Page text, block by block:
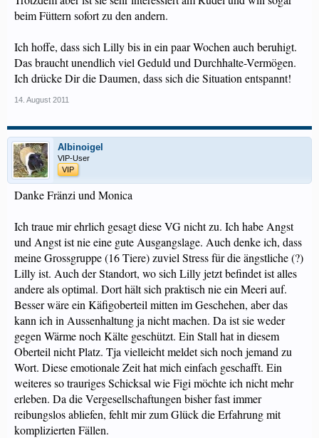
beim Füttern sofort zu den andern.
Ich hoffe, dass sich Lilly bis in ein paar Wochen auch beruhigt.
Das braucht unendlich viel Geduld und Durchhalte-Vermögen.
Ich drücke Dir die Daumen, dass sich die Situation entspannt!
14. August 2011
Albinoigel
VIP-User
VIP
Danke Fränzi und Monica
Ich traue mir ehrlich gesagt diese VG nicht zu. Ich habe Angst
und Angst ist nie eine gute Ausgangslage. Auch denke ich, dass
meine Grossgruppe (16 Tiere) zuviel Stress für die ängstliche (?)
Lilly ist. Auch der Standort, wo sich Lilly jetzt befindet ist alles
andere als optimal. Dort hält sich praktisch nie ein Meeri auf.
Besser wäre ein Käfigoberteil mitten im Geschehen, aber das
kann ich in Aussenhaltung ja nicht machen. Da ist sie weder
gegen Wärme noch Kälte geschützt. Ein Stall hat in diesem
Oberteil nicht Platz. Tja vielleicht meldet sich noch jemand zu
Wort. Diese emotionale Zeit hat mich einfach geschafft. Ein
weiteres so trauriges Schicksal wie Figi möchte ich nicht mehr
erleben. Da die Vergesellschaftungen bisher fast immer
reibungslos abliefen, fehlt mir zum Glück die Erfahrung mit
komplizierten Fällen.